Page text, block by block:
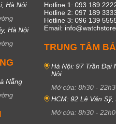
Hà Nội
Hà Nội
Nẵng
Hotline 1: 093 189
Hotline 2: 097 189
Hotline 3: 096 139
Email:
TRUNG TÂM
Hà Nội: 97 Trần Đại
Nội
Mở cửa: 8h30 -
HCM: 92 Lê Văn Sỹ,
Mở cửa: 8h30 -